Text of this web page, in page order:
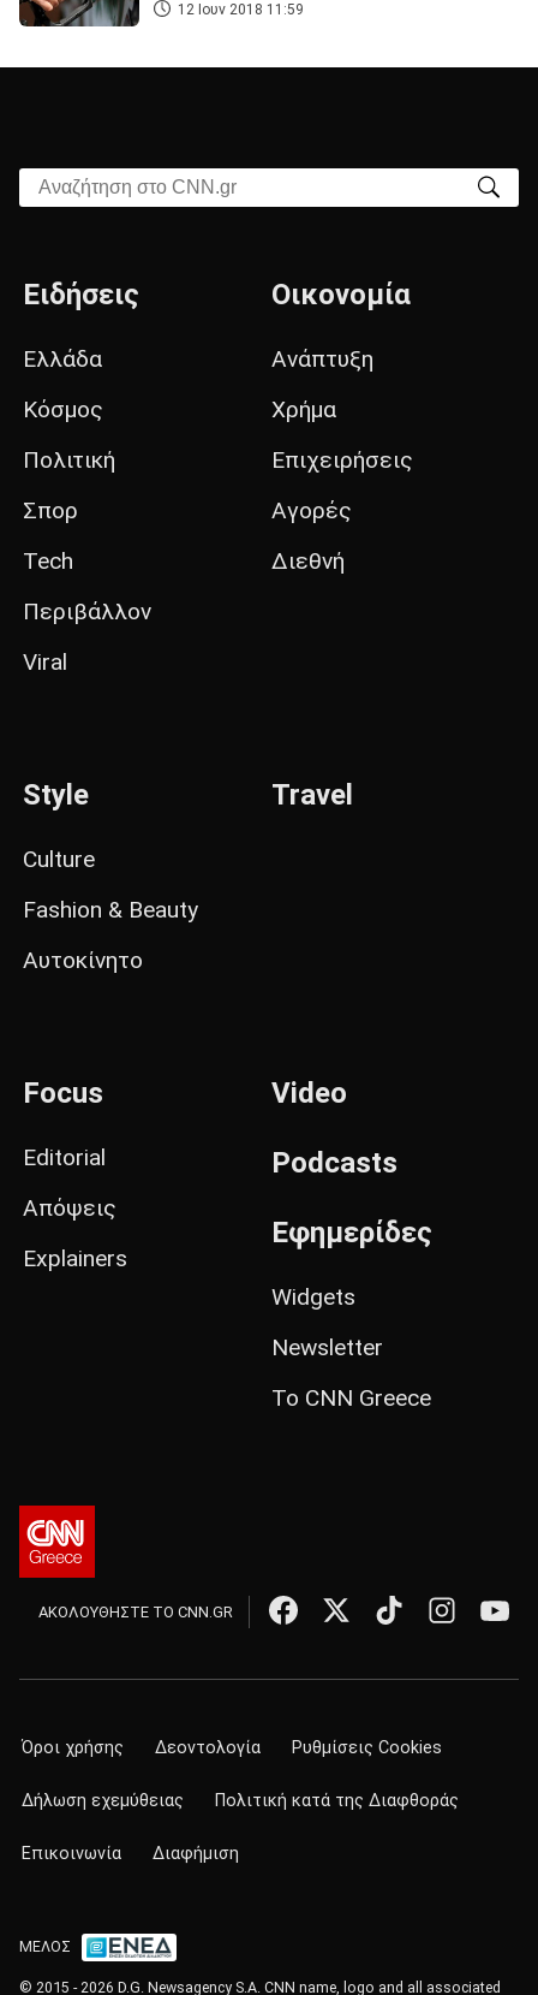
12 Ιουν 2018 11:59
Αναζήτηση στο CNN.gr
Ειδήσεις
Ελλάδα
Κόσμος
Πολιτική
Σπορ
Tech
Περιβάλλον
Viral
Οικονομία
Ανάπτυξη
Χρήμα
Επιχειρήσεις
Αγορές
Διεθνή
Style
Culture
Fashion & Beauty
Αυτοκίνητο
Travel
Focus
Editorial
Απόψεις
Explainers
Video
Podcasts
Εφημερίδες
Widgets
Newsletter
Το CNN Greece
ΑΚΟΛΟΥΘΗΣΤΕ ΤΟ CNN.GR
Όροι χρήσης Δεοντολογία Ρυθμίσεις Cookies
Δήλωση εχεμύθειας Πολιτική κατά της Διαφθοράς
Επικοινωνία Διαφήμιση
ΜΕΛΟΣ
© 2015 - 2026 D.G. Newsagency S.A. CNN name, logo and all associated